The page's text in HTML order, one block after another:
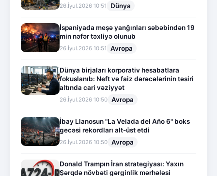
26.İyul.2026 10:51 Dünya
İspaniyada meşə yanğınları səbəbindən 19
min nəfər təxliyə olunub
26.İyul.2026 10:51 Avropa
Dünya birjaları korporativ hesabatlara
fokuslanıb: Neft və faiz dərəcələrinin təsiri
altında cari vəziyyət
26.İyul.2026 10:50 Avropa
İbay Llanosun "La Velada del Año 6" boks
gecəsi rekordları alt-üst etdi
26.İyul.2026 10:50 Avropa
Donald Trampın İran strategiyası: Yaxın
Şərqdə növbəti gərginlik mərhələsi